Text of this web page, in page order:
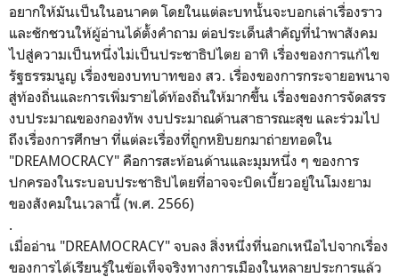
อยากให้มันเป็นในอนาคต โดยในแต่ละบทนั้นจะบอกเล่าเรื่องราว
และชักชวนให้ผู้อ่านได้ตั้งคำถาม ต่อประเด็นสำคัญที่นำพาสังคม
ไปสู่ความเป็นหนึ่งไม่เป็นประชาธิปไตย อาทิ เรื่องของการแก้ไข
รัฐธรรมนูญ เรื่องของบทบาทของ สว. เรื่องของการกระจายอพนาจ
สู่ท้องถิ่นและการเพิ่มรายได้ท้องถิ่นให้มากขึ้น เรื่องของการจัดสรร
งบประมาณของกองทัพ งบประมาณด้านสาธารณะสุข และร่วมไป
ถึงเรื่องการศึกษา ที่แต่ละเรื่องที่ถูกหยิบยกมาถ่ายทอดใน
"DREAMOCRACY" คือการสะท้อนด้านและมุมหนึ่ง ๆ ของการ
ปกครองในระบอบประชาธิปไตยที่อาจจะบิดเบี้ยวอยู่ในโมงยาม
ของสังคมในเวลานี้ (พ.ศ. 2566)
.
เมื่ออ่าน "DREAMOCRACY" จบลง สิ่งหนึ่งที่นอกเหนือไปจากเรื่อง
ของการได้เรียนรู้ในข้อเท็จจริงทางการเมืองในหลายประการแล้ว